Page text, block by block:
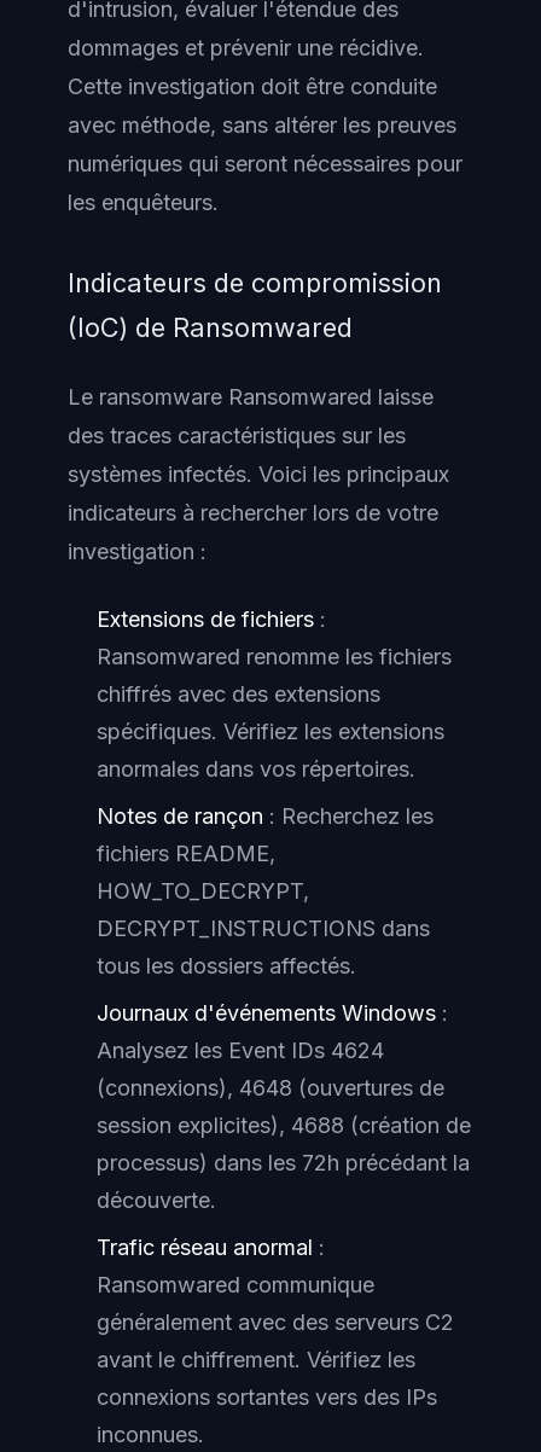
d'intrusion, évaluer l'étendue des
dommages et prévenir une récidive.
Cette investigation doit être conduite
avec méthode, sans altérer les preuves
numériques qui seront nécessaires pour
les enquêteurs.
Indicateurs de compromission
(IoC) de Ransomwared
Le ransomware Ransomwared laisse
des traces caractéristiques sur les
systèmes infectés. Voici les principaux
indicateurs à rechercher lors de votre
investigation :
Extensions de fichiers :
Ransomwared renomme les fichiers
chiffrés avec des extensions
spécifiques. Vérifiez les extensions
anormales dans vos répertoires.
Notes de rançon : Recherchez les
fichiers README,
HOW_TO_DECRYPT,
DECRYPT_INSTRUCTIONS dans
tous les dossiers affectés.
Journaux d'événements Windows :
Analysez les Event IDs 4624
(connexions), 4648 (ouvertures de
session explicites), 4688 (création de
processus) dans les 72h précédant la
découverte.
Trafic réseau anormal :
Ransomwared communique
généralement avec des serveurs C2
avant le chiffrement. Vérifiez les
connexions sortantes vers des IPs
inconnues.